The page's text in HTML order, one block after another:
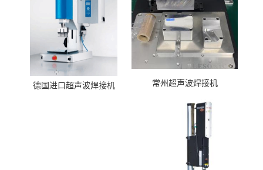
德国进口超声波焊接机 常州超声波焊接机